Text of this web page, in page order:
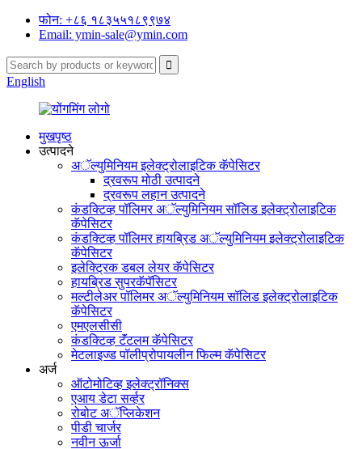
फोन: +८६ १८३५५१८९९७४
Email: ymin-sale@ymin.com
English
मुखपृष्ठ
उत्पादने
अॅल्युमिनियम इलेक्ट्रोलाइटिक कॅपेसिटर
द्रवरूप मोठी उत्पादने
द्रवरूप लहान उत्पादने
कंडक्टिव्ह पॉलिमर अॅल्युमिनियम सॉलिड इलेक्ट्रोलाइटिक
कॅपेसिटर
कंडक्टिव्ह पॉलिमर हायब्रिड अॅल्युमिनियम इलेक्ट्रोलाइटिक
कॅपेसिटर
इलेक्ट्रिक डबल लेयर कॅपेसिटर
हायब्रिड सुपरकॅपॅसिटर
मल्टीलेअर पॉलिमर अॅल्युमिनियम सॉलिड इलेक्ट्रोलाइटिक
कॅपेसिटर
एमएलसीसी
कंडक्टिव्ह टॅंटलम कॅपेसिटर
मेटलाइज्ड पॉलीप्रोपायलीन फिल्म कॅपेसिटर
अर्ज
ऑटोमोटिव्ह इलेक्ट्रॉनिक्स
एआय डेटा सर्व्हर
रोबोट अॅप्लिकेशन
पीडी चार्जर
नवीन ऊर्जा